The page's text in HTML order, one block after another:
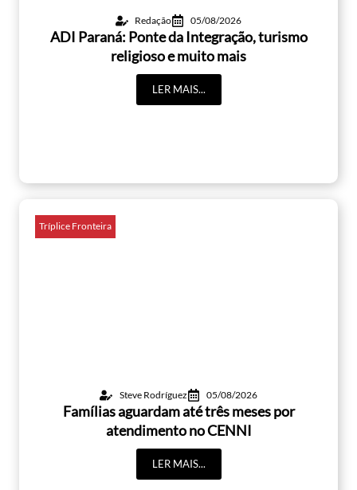
Redação 05/08/2026
ADI Paraná: Ponte da Integração, turismo
religioso e muito mais
LER MAIS...
Tríplice Fronteira
Steve Rodríguez 05/08/2026
Famílias aguardam até três meses por
atendimento no CENNI
LER MAIS...